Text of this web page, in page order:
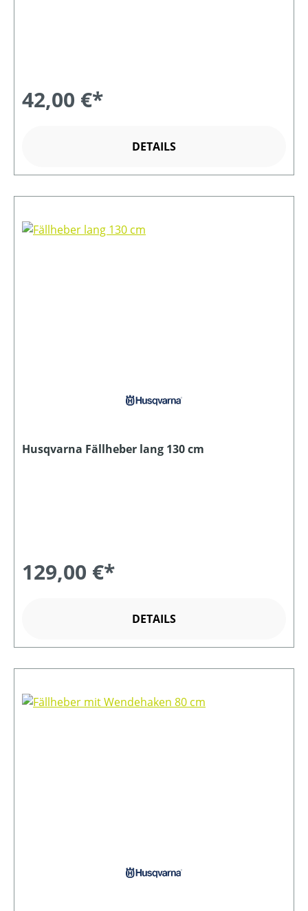
42,00 €*
DETAILS
Husqvarna Fällheber lang 130 cm
129,00 €*
DETAILS